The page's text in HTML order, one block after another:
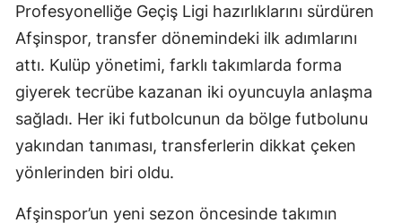
Profesyonelliğe Geçiş Ligi hazırlıklarını sürdüren
Afşinspor, transfer dönemindeki ilk adımlarını
attı. Kulüp yönetimi, farklı takımlarda forma
giyerek tecrübe kazanan iki oyuncuyla anlaşma
sağladı. Her iki futbolcunun da bölge futbolunu
yakından tanıması, transferlerin dikkat çeken
yönlerinden biri oldu.
Afşinspor’un yeni sezon öncesinde takımın